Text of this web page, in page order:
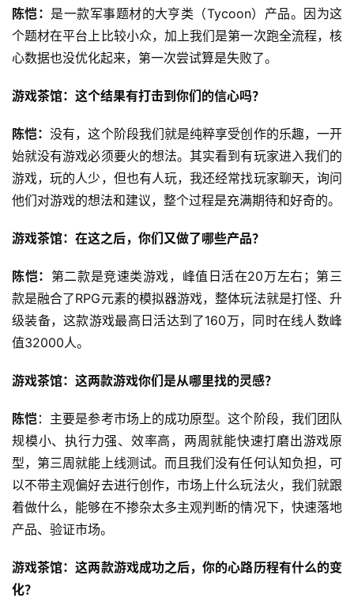
陈恺： 是一款军事题材的大亨类（Tycoon）产品。因为这
个题材在平台上比较小众，加上我们是第一次跑全流程，核
心数据也没优化起来，第一次尝试算是失败了。
游戏茶馆：这个结果有打击到你们的信心吗？
陈恺：没有，这个阶段我们就是纯粹享受创作的乐趣，一开
始就没有游戏必须要火的想法。其实看到有玩家进入我们的
游戏，玩的人少，但也有人玩，我还经常找玩家聊天，询问
他们对游戏的想法和建议，整个过程是充满期待和好奇的。
游戏茶馆：在这之后，你们又做了哪些产品？
陈恺： 第二款是竞速类游戏，峰值日活在20万左右；第三
款是融合了RPG元素的模拟器游戏，整体玩法就是打怪、升
级装备，这款游戏最高日活达到了160万，同时在线人数峰
值32000人。
游戏茶馆：这两款游戏你们是从哪里找的灵感？
陈恺 ：主要是参考市场上的成功原型。这个阶段，我们团队
规模小、执行力强、效率高，两周就能快速打磨出游戏原
型，第三周就能上线测试。而且我们没有任何认知负担，可
以不带主观偏好去进行创作，市场上什么玩法火，我们就跟
着做什么，能够在不掺杂太多主观判断的情况下，快速落地
产品、验证市场。
游戏茶馆：这两款游戏成功之后，你的心路历程有什么的变
化？